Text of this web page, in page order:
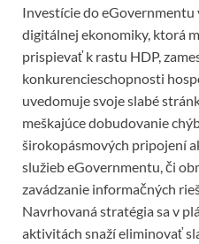
Investície do
digitálnej ekonomiky, ktorá
prispievať k rastu HDP,
konkurencieschopnosti
uvedomuje svoje slabé
meškajúce dobudovanie
širokopásmových pripojení
služieb eGovernmentu, či
zavádzanie informačných
Navrhovaná stratégia sa v
aktivitách snaží eliminovať